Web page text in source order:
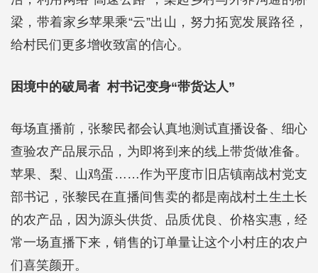
梁，带着家乡苹果乘“云”出山，努力拓宽发展路径，
给村民们更多增收致富的信心。
困境中的破局者 村书记变身“带货达人”
每场直播前，张黎民都会认真地测试直播设备、细心
查验农产品展示品，为即将到来的线上带货做准备。
苹果、梨、山鸡蛋……作为平度市旧店镇南战村党支
部书记，张黎民在直播间售卖的都是南战村土生土长
的农产品，因为源头供货、品质优良、价格实惠，经
常一场直播下来，销售的订单量让这个小村庄的农户
们喜笑颜开。